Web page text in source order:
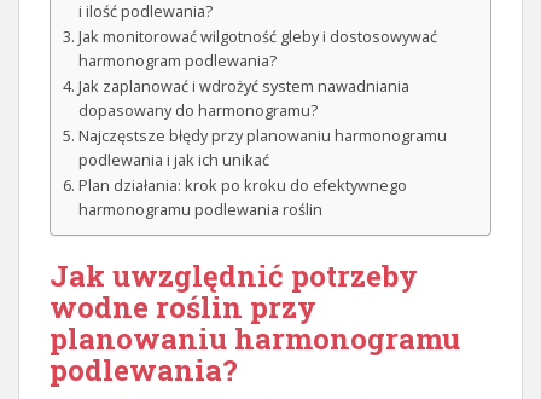
i ilość podlewania?
Jak monitorować wilgotność gleby i dostosowywać
harmonogram podlewania?
Jak zaplanować i wdrożyć system nawadniania
dopasowany do harmonogramu?
Najczęstsze błędy przy planowaniu harmonogramu
podlewania i jak ich unikać
Plan działania: krok po kroku do efektywnego
harmonogramu podlewania roślin
Jak uwzględnić potrzeby
wodne roślin przy
planowaniu harmonogramu
podlewania?